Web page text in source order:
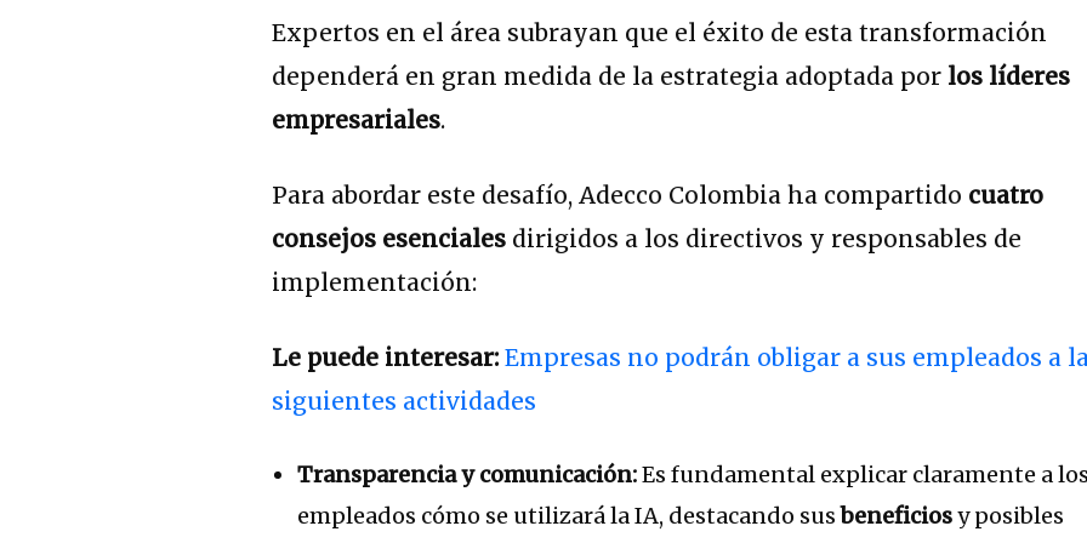
Expertos en el área subrayan que el éxito de esta transformación
dependerá en gran medida de la estrategia adoptada por los líderes
empresariales.
Para abordar este desafío, Adecco Colombia ha compartido cuatro
consejos esenciales dirigidos a los directivos y responsables de
implementación:
Le puede interesar:Empresas no podrán obligar a sus empleados a
siguientes actividades
Transparencia y comunicación:Es fundamental explicar claramente a
empleados cómo se utilizará la IA, destacando susbeneficiosy posibles